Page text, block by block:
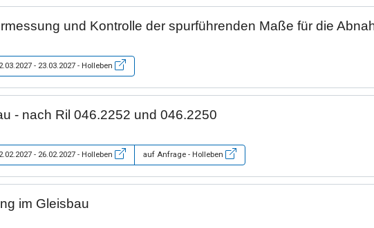
und Kontrolle der spurführenden Maße für die
- 23.03.2027 - Holleben
- nach Ril 046.2252 und 046.2250
- 26.02.2027 - Holleben auf Anfrage - Holleben
im Gleisbau